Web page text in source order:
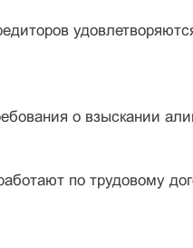
о взыскании
по трудовому